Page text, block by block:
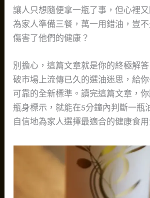
讓人只想隨便拿一瓶了事，但心裡
為家人準備三餐，萬一用錯油，豈
傷害了他們的健康？
別擔心，這篇文章就是你的終極解
破市場上流傳已久的選油迷思，給
可靠的全新標準。讀完這篇文章，
瓶身標示，就能在5分鐘內判斷一瓶
自信地為家人選擇最適合的健康食用